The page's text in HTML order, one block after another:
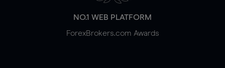
NO.1 WEB PLATFORM
ForexBrokers.com Awards